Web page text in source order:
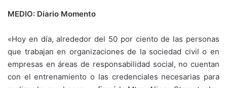
MEDIO: Diario Momento
«Hoy en día, alrededor del 50 por ciento de las personas
que trabajan en organizaciones de la sociedad civil o en
empresas en áreas de responsabilidad social, no cuentan
con el entrenamiento o las credenciales necesarias para